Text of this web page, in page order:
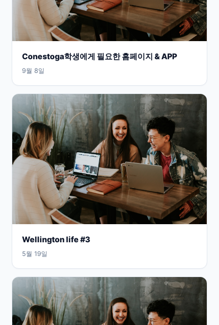
Conestoga학생에게 필요한 홈페이지 & APP
9월 8일
Wellington life #3
5월 19일